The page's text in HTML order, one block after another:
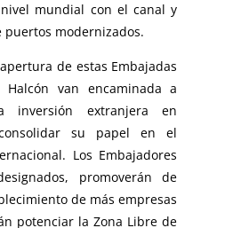
mundial con el canal y
puertos modernizados.
de estas Embajadas
van encaminada a
inversión extranjera en
su papel en el
Los Embajadores
promoverán de
de más empresas
potenciar la Zona Libre de